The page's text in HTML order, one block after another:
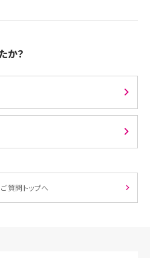
か？
質問トップへ